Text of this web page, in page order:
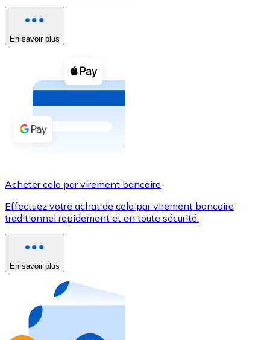
Voir toutes
Coupons crypto
Achetez des cryptomonnaies en espèces et d'autres
Acheter avec espèces
Virement SEPA
Utilisez les cartes Visa et Mastercard pour acheter
Acheter avec carte
Nouveau
Achetez des cartes-cadeaux de vos marques
Aller à la boutique de cartes-cadeaux
En savoir plus
Acheter celo par virement bancaire
Effectuez votre achat de celo par virement bancaire
traditionnel rapidement et en toute sécurité.
En savoir plus